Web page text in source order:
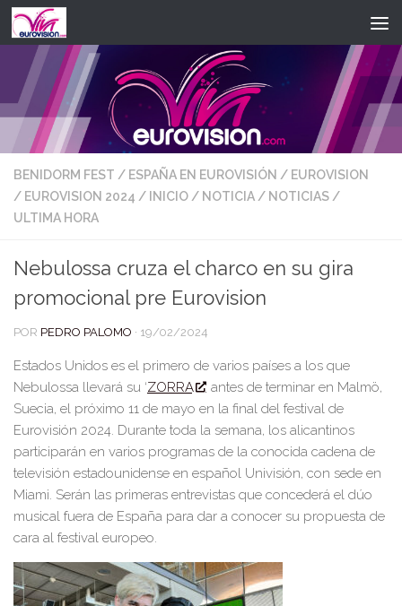
Saltar al contenido
BENIDORM FEST / ESPAÑA EN EUROVISIÓN / EUROVISION
/ EUROVISION 2024 / INICIO/ NOTICIA/ NOTICIAS/
ULTIMA HORA
Nebulossa cruza el charco en su gira
promocional pre Eurovision
POR PEDRO PALOMO · 19/02/2024
Estados Unidos es el primero de varios países a los que
Nebulossa llevará su ‘ZORRA ’ antes de terminar en Malmö,
Suecia, el próximo 11 de mayo en la final del festival de
Eurovisión 2024. Durante toda la semana, los alicantinos
participarán en varios programas de la conocida cadena de
televisión estadounidense en español Univisión, con sede en
Miami. Serán las primeras entrevistas que concederá el dúo
musical fuera de España para dar a conocer su propuesta de
cara al festival europeo.